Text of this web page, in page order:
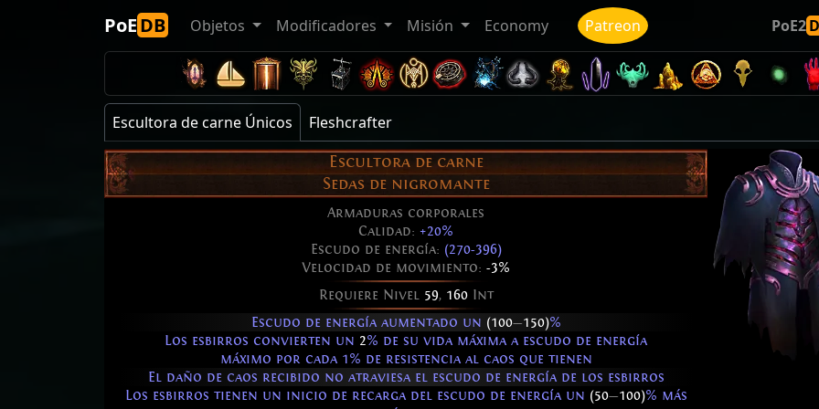
PoEDB Objetos Modificadores Misión Economy Patreon PoE2
Escultora de carne Únicos
Fleshcrafter
Escultora de carne
Sedas de nigromante
Armaduras corporales
Calidad: +20%
Escudo de energía: (270-396)
Velocidad de movimiento: -3%
Requiere Nivel 59, 160Int
Escudo de energía aumentado un (100—150)%
Los esbirros convierten un 2% de su vida máxima a escudo de energía
máximo por cada 1% de resistencia al caos que tienen
El daño de caos recibido no atraviesa el escudo de energía de los esbirros
Los esbirros tienen un inicio de recarga del escudo de energía un (50—100)% más